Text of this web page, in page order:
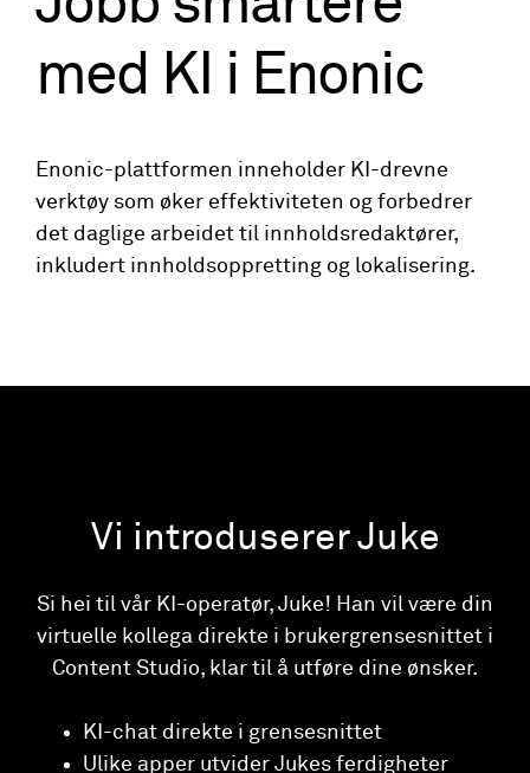
med KI i Enonic
Enonic-plattformen inneholder KI-drevne
verktøy som øker effektiviteten og forbedrer
det daglige arbeidet til innholdsredaktører,
inkludert innholdsoppretting og lokalisering.
Vi introduserer Juke
Si hei til vår KI-operatør, Juke! Han vil være din
virtuelle kollega direkte i brukergrensesnittet i
Content Studio, klar til å utføre dine ønsker.
KI-chat direkte i grensesnittet
Ulike apper utvider Jukes ferdigheter